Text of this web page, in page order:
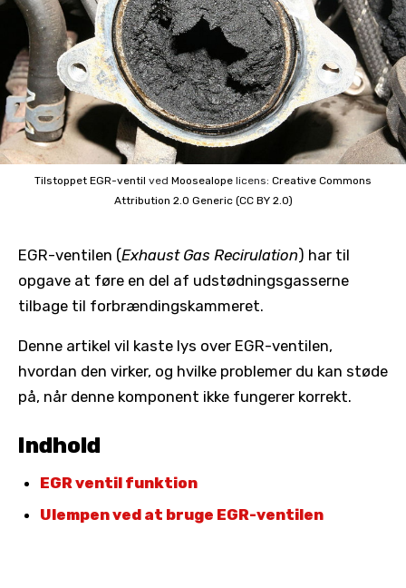
Tilstoppet EGR-ventil ved Moosealope licens: Creative Commons
Attribution 2.0 Generic (CC BY 2.0)
EGR-ventilen (Exhaust Gas Recirulation) har til
opgave at føre en del af udstødningsgasserne
tilbage til forbrændingskammeret.
Denne artikel vil kaste lys over EGR-ventilen,
hvordan den virker, og hvilke problemer du kan støde
på, når denne komponent ikke fungerer korrekt.
Indhold
EGR ventil funktion
Ulempen ved at bruge EGR-ventilen